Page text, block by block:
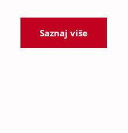
Saznaj više